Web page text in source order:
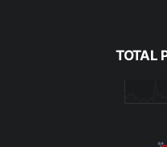
TOTAL